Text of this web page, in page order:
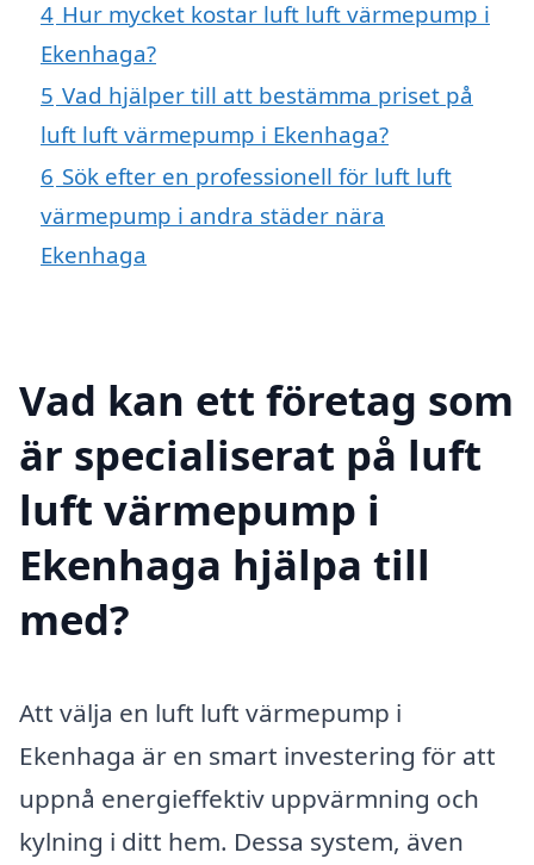
4 Hur mycket kostar luft luft värmepump i
Ekenhaga?
5 Vad hjälper till att bestämma priset på
luft luft värmepump i Ekenhaga?
6 Sök efter en professionell för luft luft
värmepump i andra städer nära
Ekenhaga
Vad kan ett företag som
är specialiserat på luft
luft värmepump i
Ekenhaga hjälpa till
med?
Att välja en luft luft värmepump i
Ekenhaga är en smart investering för att
uppnå energieffektiv uppvärmning och
kylning i ditt hem. Dessa system, även